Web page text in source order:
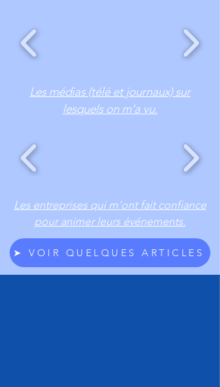
Les médias (télé et journaux) sur
lesquels on m'a vu.
Les entreprises qui m’ont fait confiance
pour animer leurs événements.
➤ VOIR QUELQUES ARTICLES